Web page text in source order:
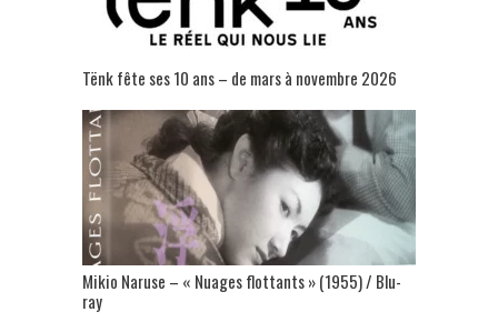
Tënk fête ses 10 ans – de mars à novembre 2026
Mikio Naruse – « Nuages flottants » (1955) / Blu-
ray